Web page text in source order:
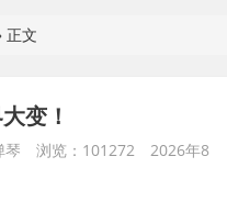
正文
变！
琴 浏览：101272
2026年8